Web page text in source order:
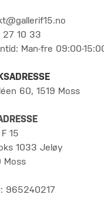
10 33
Man-fre 09:00-
60, 1519 Moss
15
1033 Jeløy
Moss
965240217